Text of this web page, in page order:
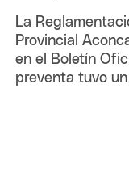
La
Provincial
en el Boletín
preventa tuvo